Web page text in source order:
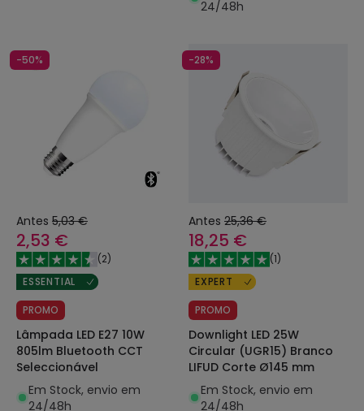
24/48h
-50%
Antes 5,03 €
2,53 €
(2)
ESSENTIAL
PROMO
Lâmpada LED E27 10W
805lm Bluetooth CCT
Seleccionável
Em Stock, envio em
24/48h
-28%
Antes 25,36 €
18,25 €
(1)
EXPERT
PROMO
Downlight LED 25W
Circular (UGR15) Branco
LIFUD Corte Ø145 mm
Em Stock, envio em
24/48h